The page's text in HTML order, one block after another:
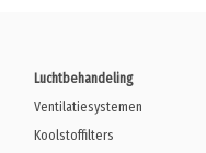
Luchtbehandeling
Ventilatiesystemen
Koolstoffilters